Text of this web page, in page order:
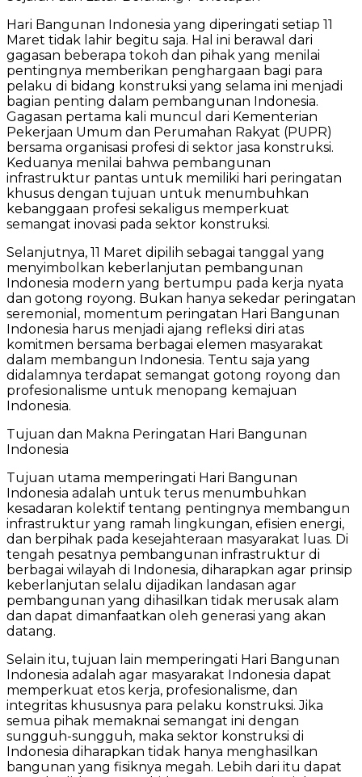
Hari Bangunan Indonesia yang diperingati setiap 11
Maret tidak lahir begitu saja. Hal ini berawal dari
gagasan beberapa tokoh dan pihak yang menilai
pentingnya memberikan penghargaan bagi para
pelaku di bidang konstruksi yang selama ini menjadi
bagian penting dalam pembangunan Indonesia.
Gagasan pertama kali muncul dari Kementerian
Pekerjaan Umum dan Perumahan Rakyat (PUPR)
bersama organisasi profesi di sektor jasa konstruksi.
Keduanya menilai bahwa pembangunan
infrastruktur pantas untuk memiliki hari peringatan
khusus dengan tujuan untuk menumbuhkan
kebanggaan profesi sekaligus memperkuat
semangat inovasi pada sektor konstruksi.
Selanjutnya, 11 Maret dipilih sebagai tanggal yang
menyimbolkan keberlanjutan pembangunan
Indonesia modern yang bertumpu pada kerja nyata
dan gotong royong. Bukan hanya sekedar peringatan
seremonial, momentum peringatan Hari Bangunan
Indonesia harus menjadi ajang refleksi diri atas
komitmen bersama berbagai elemen masyarakat
dalam membangun Indonesia. Tentu saja yang
didalamnya terdapat semangat gotong royong dan
profesionalisme untuk menopang kemajuan
Indonesia.
Tujuan dan Makna Peringatan Hari Bangunan
Indonesia
Tujuan utama memperingati Hari Bangunan
Indonesia adalah untuk terus menumbuhkan
kesadaran kolektif tentang pentingnya membangun
infrastruktur yang ramah lingkungan, efisien energi,
dan berpihak pada kesejahteraan masyarakat luas. Di
tengah pesatnya pembangunan infrastruktur di
berbagai wilayah di Indonesia, diharapkan agar prinsip
keberlanjutan selalu dijadikan landasan agar
pembangunan yang dihasilkan tidak merusak alam
dan dapat dimanfaatkan oleh generasi yang akan
datang.
Selain itu, tujuan lain memperingati Hari Bangunan
Indonesia adalah agar masyarakat Indonesia dapat
memperkuat etos kerja, profesionalisme, dan
integritas khususnya para pelaku konstruksi. Jika
semua pihak memaknai semangat ini dengan
sungguh-sungguh, maka sektor konstruksi di
Indonesia diharapkan tidak hanya menghasilkan
bangunan yang fisiknya megah. Lebih dari itu dapat